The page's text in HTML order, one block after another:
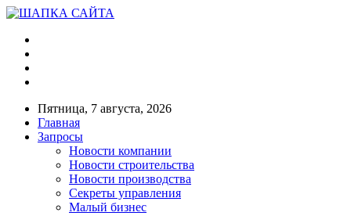
Пятница, 7 августа, 2026
Главная
Запросы
Новости компании
Новости строительства
Новости производства
Секреты управления
Малый бизнес